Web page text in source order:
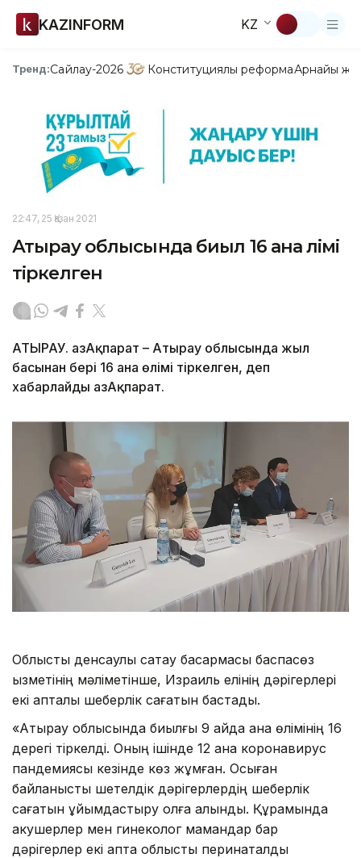
KAZINFORM KZ
Тренд:Сайлау-2026 Конституциялық реформаАрнайы
22:47, 25 Қазан 2021
Атырау облысында биыл 16 ана өлімі
тіркелген
АТЫРАУ. ҚазАқпарат – Атырау облысында жыл
басынан бері 16 ана өлімі тіркелген, деп
хабарлайды ҚазАқпарат.
Облыстық денсаулық сақтау басқармасы баспасөз
қызметінің мәліметінше, Израиль елінің дәрігерлері
екі апталық шеберлік сағатын бастады.
«Атырау облысында биылғы 9 айда ана өлімінің 16
дерегі тіркелді. Оның ішінде 12 ана коронавирус
пандемиясы кезінде көз жұмған. Осыған
байланысты шетелдік дәрігерлердің шеберлік
сағатын ұйымдастыру қолға алынды. Құрамында
акушерлер мен гинеколог мамандар бар
дәрігерлер екі апта облыстық перинаталдық